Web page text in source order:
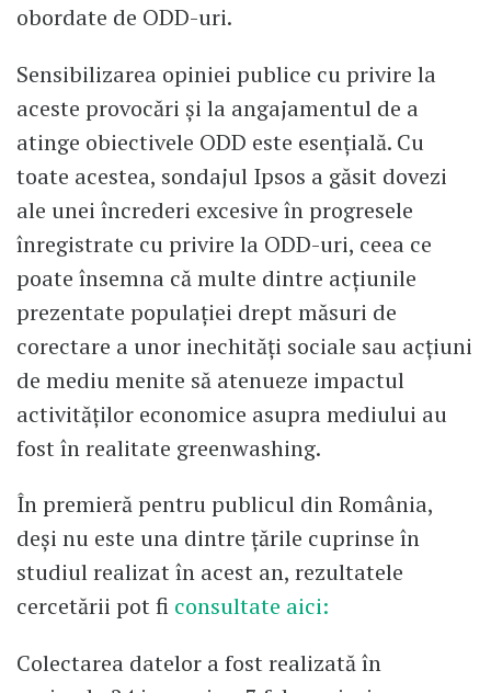
obordate de ODD-uri.
Sensibilizarea opiniei publice cu privire la
aceste provocări și la angajamentul de a
atinge obiectivele ODD este esențială. Cu
toate acestea, sondajul Ipsos a găsit dovezi
ale unei încrederi excesive în progresele
înregistrate cu privire la ODD-uri, ceea ce
poate însemna că multe dintre acțiunile
prezentate populației drept măsuri de
corectare a unor inechități sociale sau acțiuni
de mediu menite să atenueze impactul
activităților economice asupra mediului au
fost în realitate greenwashing.
În premieră pentru publicul din România,
deși nu este una dintre țările cuprinse în
studiul realizat în acest an, rezultatele
cercetării pot fi consultate aici:
Colectarea datelor a fost realizată în